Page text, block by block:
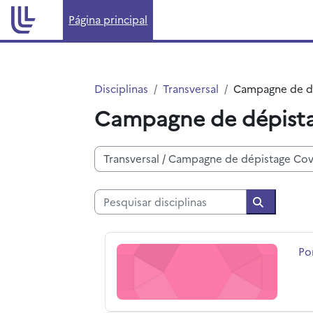
Ir para o conteúdo principal
Página principal
Disciplinas Transversal Campagne de
Campagne de
Categorias de disciplinas
Pesquisar disciplinas
Pesquisar
Pont-du-Bois mars 2021